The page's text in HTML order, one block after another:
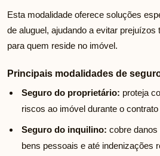
Esta modalidade oferece soluções
de aluguel, ajudando a evitar prejuízos
para quem reside no imóvel.
Principais modalidades de
Seguro do proprietário: proteja
riscos ao imóvel durante o contrato
Seguro do inquilino: cobre danos
bens pessoais e até indenizações